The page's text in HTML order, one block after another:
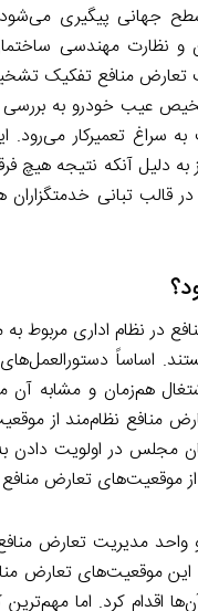
سطح جهانی پیگیری
نظارت مهندسی
منافع تفکیک
عیب خودرو به
تعمیرکار می‌رود.
آنکه نتیجه هیچ
قالب تبانی
در نظام اداری مربوط
اساساً
هم‌زمان و مشابه آن
منافع نظام‌مند از
مجلس در اولویت دادن
تعارض منافع
واحد مدیریت تعارض
تعارض
اقدام کرد. اما